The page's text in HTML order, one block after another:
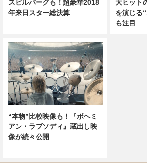
スピルバーグも！超豪華2018
年来日スター総決算
大ヒット
を演じる
も注目
“本物”比較映像も！『ボヘミ
アン・ラプソディ』蔵出し映
像が続々公開